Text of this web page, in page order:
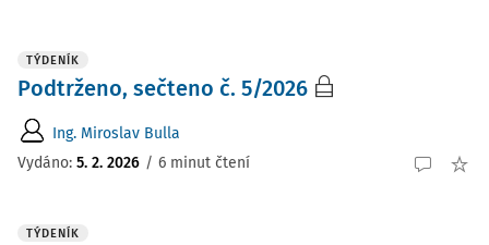
TÝDENÍK
Podtrženo, sečteno č. 5/2026
Ing. Miroslav Bulla
Vydáno: 5. 2. 2026 / 6 minut čtení
TÝDENÍK